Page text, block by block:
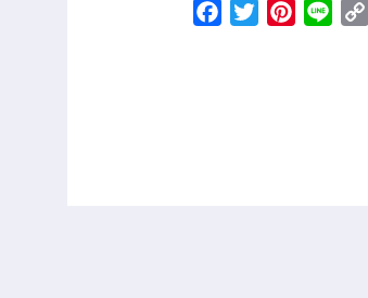
Facebook
TwitterPinterest
Line